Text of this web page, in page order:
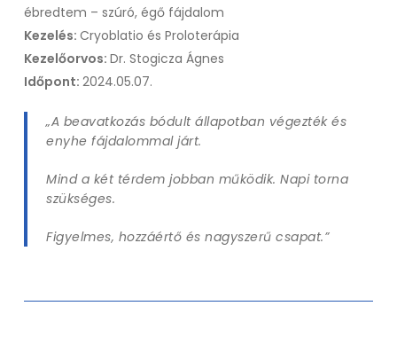
ébredtem – szúró, égő fájdalom
Kezelés:Cryoblatio és Proloterápia
Kezelőorvos:Dr. Stogicza Ágnes
Időpont:2024.05.07.
„A beavatkozás bódult állapotban végezték és
enyhe fájdalommal járt.
Mind a két térdem jobban működik. Napi torna
szükséges.
Figyelmes, hozzáértő és nagyszerű csapat.”